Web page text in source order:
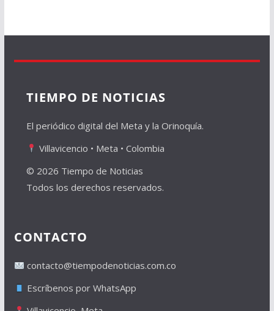
TIEMPO DE NOTICIAS
El periódico digital del Meta y la Orinoquía.
Villavicencio • Meta • Colombia
© 2026 Tiempo de Noticias
Todos los derechos reservados.
CONTACTO
contacto@tiempodenoticias.com.co
Escríbenos por WhatsApp